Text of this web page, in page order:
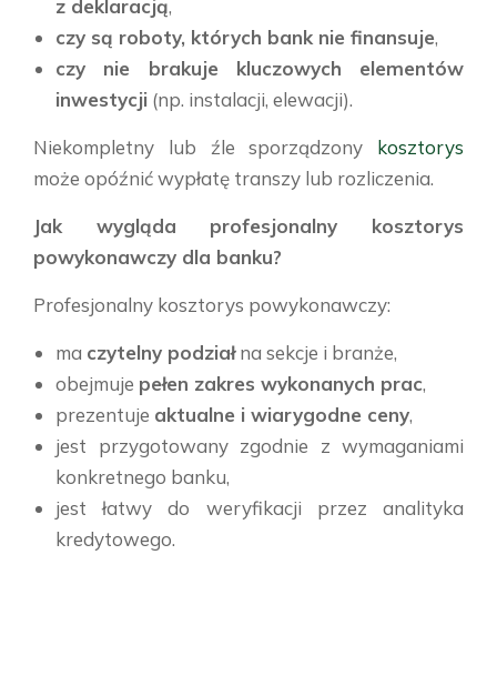
z deklaracją,
czy są roboty, których bank nie finansuje,
czy nie brakuje kluczowych elementów
inwestycji (np. instalacji, elewacji).
Niekompletny lub źle sporządzony kosztorys
może opóźnić wypłatę transzy lub rozliczenia.
Jak wygląda profesjonalny kosztorys
powykonawczy dla banku?
Profesjonalny kosztorys powykonawczy:
ma czytelny podziałna sekcje i branże,
obejmuje pełen zakres wykonanych prac,
prezentuje aktualne i wiarygodne ceny,
jest przygotowany zgodnie z wymaganiami
konkretnego banku,
jest łatwy do weryfikacji przez analityka
kredytowego.